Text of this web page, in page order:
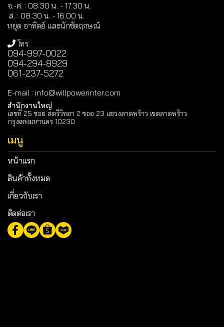
จ.-ศ. : 08:30 น. - 17.30 น.
ส. : 08.30 น. -16.00 น.
หยุด อาทิตย์ และนักขัตฤกษณ์
โทร.
094-997-0022
094-294-8929
061-237-5272
E-mail : info@willpowerinter.com
สำนักงานใหญ่
เลขที่ 25 ซอย สตรีวิทยา 2 ซอย 23 แขวงลาดพร้าว เขตลาดพร้าว
กรุงเทพมหานคร 10230
เมนู
หน้าแรก
สินค้าทั้งหมด
เกี่ยวกับเรา
ติดต่อเรา